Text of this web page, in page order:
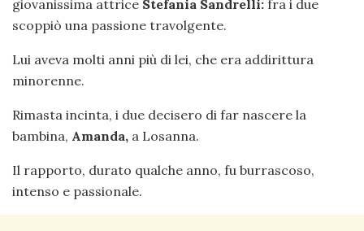
giovanissima attrice Stefania Sandrelli: fra i due
scoppiò una passione travolgente.
Lui aveva molti anni più di lei, che era addirittura
minorenne.
Rimasta incinta, i due decisero di far nascere la
bambina, Amanda, a Losanna.
Il rapporto, durato qualche anno, fu burrascoso,
intenso e passionale.